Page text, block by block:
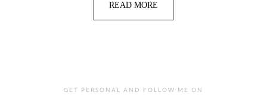
READ MORE
GET PERSONAL AND FOLLOW ME ON